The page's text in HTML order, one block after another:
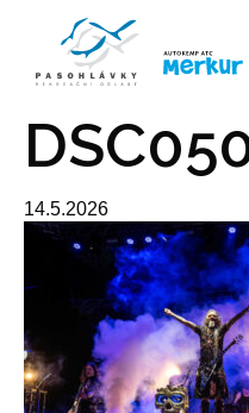
14.5.2026